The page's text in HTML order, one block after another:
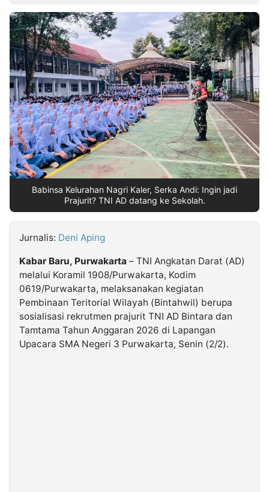
INDONESIA
Partner
Insight
NTB
Suara
Time
Lens
IDN
Daily
Jogja
Jalan
Rakyat
Idealita
News
Kita
Notice
Dinamikapost.com
Radar
Baru
Seedbacklink
Follow
Kabarbaru
Kabarbaru.co
2026
Babinsa Kelurahan Nagri Kaler, Serka Andi: Ingin jadi
Prajurit? TNI AD datang ke Sekolah.
Jurnalis: Deni Aping
Kabar Baru, Purwakarta – TNI Angkatan Darat (AD)
melalui Koramil 1908/Purwakarta, Kodim
0619/Purwakarta, melaksanakan kegiatan
Pembinaan Teritorial Wilayah (Bintahwil) berupa
sosialisasi rekrutmen prajurit TNI AD Bintara dan
Tamtama Tahun Anggaran 2026 di Lapangan
Upacara SMA Negeri 3 Purwakarta, Senin (2/2).